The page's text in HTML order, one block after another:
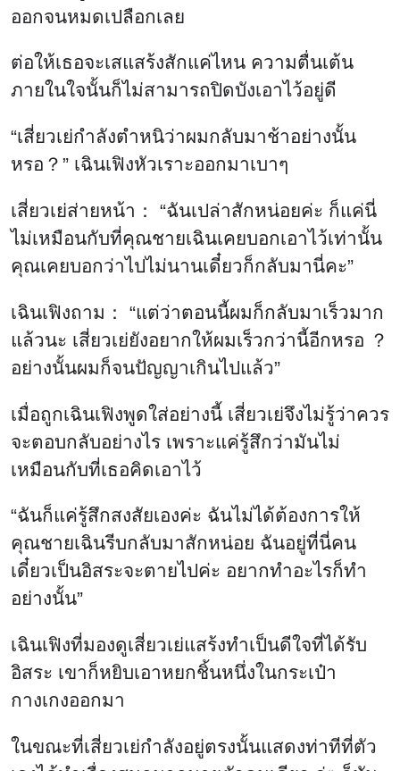
ออกจนหมดเปลือกเลย
ต่อให้เธอจะเสแสร้งสักแค่ไหน ความตื่นเต้น
ภายในใจนั้นก็ไม่สามารถปิดบังเอาไว้อยู่ดี
“เสี่ยวเย่กำลังตำหนิว่าผมกลับมาช้าอย่างนั้น
หรอ？” เฉินเฟิงหัวเราะออกมาเบาๆ
เสี่ยวเย่ส่ายหน้า： “ฉันเปล่าสักหน่อยค่ะ ก็แค่นี่
ไม่เหมือนกับที่คุณชายเฉินเคยบอกเอาไว้เท่านั้น
คุณเคยบอกว่าไปไม่นานเดี๋ยวก็กลับมานี่คะ”
เฉินเฟิงถาม： “แต่ว่าตอนนี้ผมก็กลับมาเร็วมาก
แล้วนะ เสี่ยวเย่ยังอยากให้ผมเร็วกว่านี้อีกหรอ ？
อย่างนั้นผมก็จนปัญญาเกินไปแล้ว”
เมื่อถูกเฉินเฟิงพูดใส่อย่างนี้ เสี่ยวเย่จึงไม่รู้ว่าควร
จะตอบกลับอย่างไร เพราะแค่รู้สึกว่ามันไม่
เหมือนกับที่เธอคิดเอาไว้
“ฉันก็แค่รู้สึกสงสัยเองค่ะ ฉันไม่ได้ต้องการให้
คุณชายเฉินรีบกลับมาสักหน่อย ฉันอยู่ที่นี่คน
เดี๋ยวเป็นอิสระจะตายไปค่ะ อยากทำอะไรก็ทำ
อย่างนั้น”
เฉินเฟิงที่มองดูเสี่ยวเย่แสร้งทำเป็นดีใจที่ได้รับ
อิสระ เขาก็หยิบเอาหยกชิ้นหนึ่งในกระเป๋า
กางเกงออกมา
ในขณะที่เสี่ยวเย่กำลังอยู่ตรงนั้นแสดงท่าทีที่ตัว